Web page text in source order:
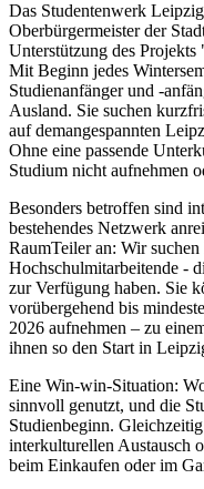
Das Studentenwerk
Oberbürgermeister der
Unterstützung des
Mit Beginn jedes
Studienanfänger und -
Ausland. Sie suchen
auf demangespannten
Ohne eine passende
Studium nicht aufnehmen
Besonders betroffen sind
bestehendes Netzwerk
RaumTeiler an: Wir
Hochschulmitarbeitende -
zur Verfügung haben. Sie
vorübergehend bis
2026 aufnehmen – zu
ihnen so den Start in
Eine Win-win-Situation:
sinnvoll genutzt, und die
Studienbeginn.
interkulturellen Austausch
beim Einkaufen oder im